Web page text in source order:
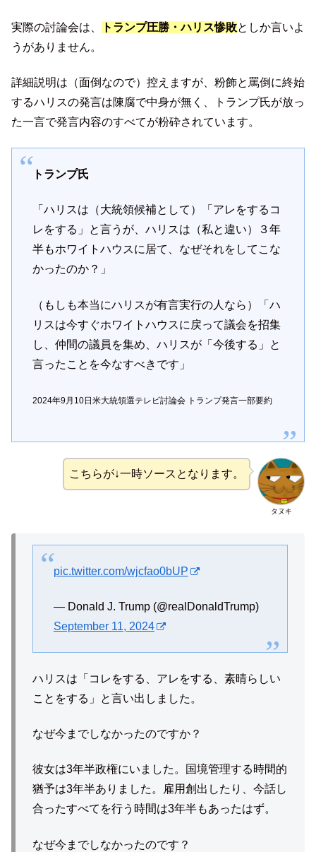
実際の討論会は、 トランプ圧勝・ハリス惨敗としか言いよ
うがありません。
詳細説明は（面倒なので）控えますが、粉飾と罵倒に終始
するハリスの発言は陳腐で中身が無く、トランプ氏が放っ
た一言で発言内容のすべてが粉砕されています。
トランプ氏
「ハリスは（大統領候補として）「アレをするコ
レをする」と言うが、ハリスは（私と違い）３年
半もホワイトハウスに居て、なぜそれをしてこな
かったのか？」
（もしも本当にハリスが有言実行の人なら）「ハ
リスは今すぐホワイトハウスに戻って議会を招集
し、仲間の議員を集め、ハリスが「今後する」と
言ったことを今なすべきです」
2024年9月10日米大統領選テレビ討論会 トランプ発言一部要約
タヌキ
こちらが↓一時ソースとなります。
pic.twitter.com/wjcfao0bUP
— Donald J. Trump (@realDonaldTrump)
September 11, 2024
ハリスは「コレをする、アレをする、素晴らしい
ことをする」と言い出しました。
なぜ今までしなかったのですか？
彼女は3年半政権にいました。国境管理する時間的
猶予は3年半ありました。雇用創出したり、今話し
合ったすべてを行う時間は3年半もあったはず。
なぜ今までしなかったのです？